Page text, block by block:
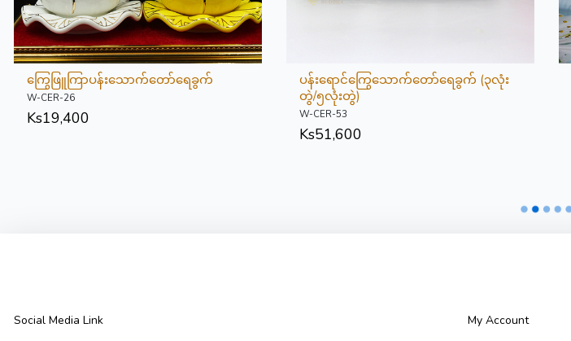
ကြွေဖြူကြာပန်းသောက်တော်ရေခွက်
W-CER-26
Ks19,400
ပန်းရောင်ကြွေသောက်တော်ရေခွက် (၃လုံး
တွဲ/၅လုံးတွဲ)
W-CER-53
Ks51,600
Social Media Link My Account